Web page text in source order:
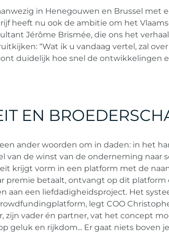
in Henegouwen en Brussel met
heeft nu ook de ambitie om het
Jérôme Brismée, die ons het
“Wat ik u vandaag vertel, zal over
duidelijk hoe snel de ontwikkelingen
EN
ander woorden om in daden: in het
van de winst van de onderneming naar
krijgt vorm in een platform met de
premie betaalt, ontvangt op dit platform
aan een liefdadigheidsproject. Het
legt COO
zijn vader én partner, vat het concept
geluk en rijkdom... Er gaat niets boven